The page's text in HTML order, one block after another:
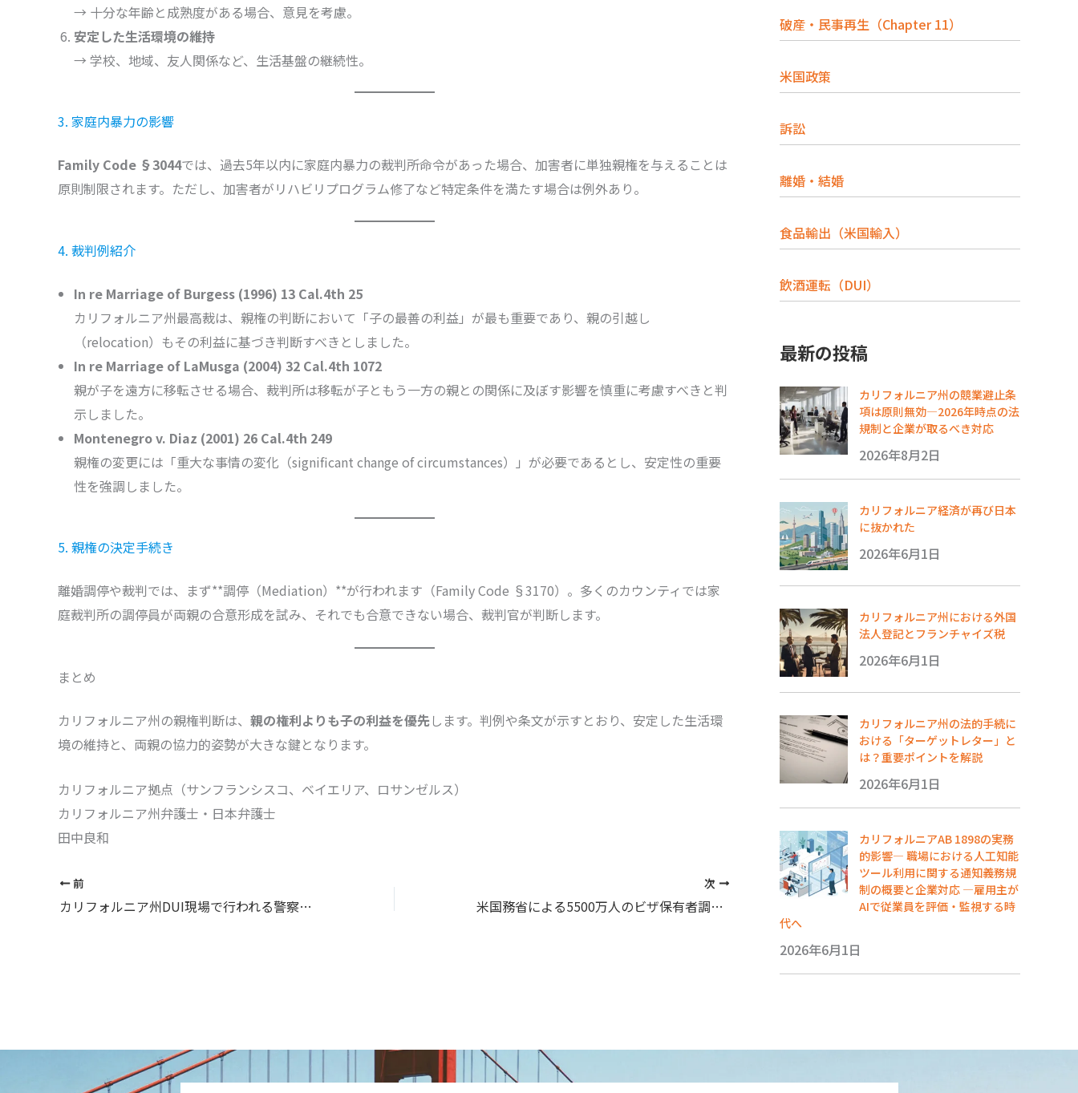
→ 十分な年齢と成熟度がある場合、意見を考慮。
安定した生活環境の維持
→ 学校、地域、友人関係など、生活基盤の継続性。
3. 家庭内暴力の影響
Family Code §3044では、過去5年以内に家庭内暴力の裁判所命令があった場合、加害者に単独親権を与えることは
原則制限されます。ただし、加害者がリハビリプログラム修了など特定条件を満たす場合は例外あり。
4. 裁判例紹介
In re Marriage of Burgess (1996) 13 Cal.4th 25
カリフォルニア州最高裁は、親権の判断において「子の最善の利益」が最も重要であり、親の引越し
（relocation）もその利益に基づき判断すべきとしました。
In re Marriage of LaMusga (2004) 32 Cal.4th 1072
親が子を遠方に移転させる場合、裁判所は移転が子ともう一方の親との関係に及ぼす影響を慎重に考慮すべきと判
示しました。
Montenegro v. Diaz (2001) 26 Cal.4th 249
親権の変更には「重大な事情の変化（significant change of circumstances）」が必要であるとし、安定性の重要
性を強調しました。
5. 親権の決定手続き
離婚調停や裁判では、まず**調停（Mediation）**が行われます（Family Code §3170）。多くのカウンティでは家
庭裁判所の調停員が両親の合意形成を試み、それでも合意できない場合、裁判官が判断します。
まとめ
カリフォルニア州の親権判断は、 親の権利よりも子の利益を優先します。判例や条文が示すとおり、安定した生活環
境の維持と、両親の協力的姿勢が大きな鍵となります。
カリフォルニア拠点（サンフランシスコ、ベイエリア、ロサンゼルス）
カリフォルニア州弁護士・日本弁護士
田中良和
前
カリフォルニア州DUI現場で行われる警察官のフィールド・ソブライエティ・テストとは？
次
米国務省による5500万人のビザ保有者調査：カリフォルニア弁護士の視点から
破産・民事再生（Chapter 11）
米国政策
訴訟
離婚・結婚
食品輸出（米国輸入）
飲酒運転（DUI）
最新の投稿
カリフォルニア州の競業避止条
項は原則無効―2026年時点の法
規制と企業が取るべき対応
2026年8月2日
カリフォルニア経済が再び日本
に抜かれた
2026年6月1日
カリフォルニア州における外国
法人登記とフランチャイズ税
2026年6月1日
カリフォルニア州の法的手続に
おける「ターゲットレター」と
は？重要ポイントを解説
2026年6月1日
カリフォルニアAB 1898の実務
的影響― 職場における人工知能
ツール利用に関する通知義務規
制の概要と企業対応 ―雇用主が
AIで従業員を評価・監視する時
代へ
2026年6月1日